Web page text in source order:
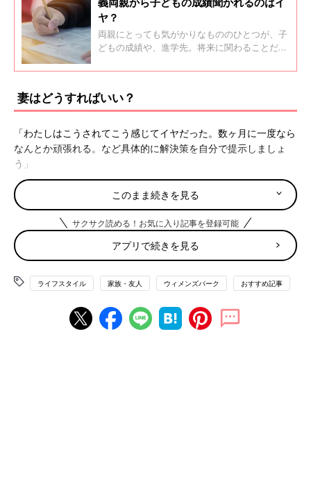
ヤ？
両親にとっても気がかりなもののひとつが、子
どもの成績や、進学先。将来に関わることだけ
す。でも、気になるのは義両親も一緒に？
妻はどうすればいい？
「わたしはこうされてこう感じてイヤだった。数ヶ月に一度なら
なんとか頑張れる。など具体的に解決策を自分で提示しましょ
う」
「苦手なのはしょうがないですよ。夫の親は自分にとってみた
ら、職場の上司みたいなものですよ。どんないい人でも、気を使
う。会うとなると身だしなみにも、もてなしにも気を使う。会え
ば、どっと疲れます」
分の予定が狂うとか、そういったことをきちんと理由として挙げ
「離婚はしないと決めているなら現状維持のみ。ただいつでも離
このまま続きを見る
サクサク読める！お気に入り記事を登録可能
アプリで続きを見る
ライフスタイル 家族・友人 ウィメンズパーク おすすめ記事